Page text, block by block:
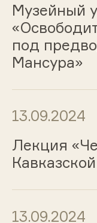
Музейный
под
Мансура»
13.09.2024
Лекция
13.09.2024